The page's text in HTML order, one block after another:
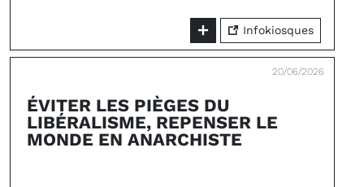
Infokiosques
20/06/2026
ÉVITER LES PIÈGES DU
LIBÉRALISME, REPENSER LE
MONDE EN ANARCHISTE